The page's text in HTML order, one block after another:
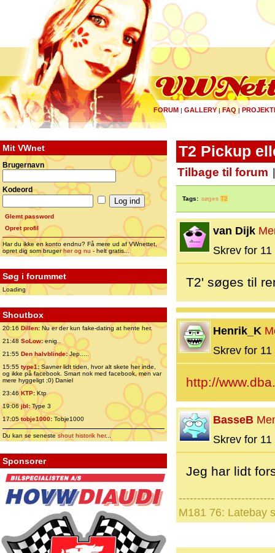
FORUM | GALLERY|FAQ |
Mit VWnet
Brugernavn
Kodeord
Glemt password
Opret profil
Har du ikke en konto endnu? Få mere ud af VWnettet,
opret dig som brugerher og nu - helt gratis...
Søg i forummet
Loading
Shoutbox
20:16 Dillen: Nu er der kun fake-dating at hente her.
21:48 SoLow:enig..
21:55 Den halvblinde:Jep.....
15:55 type1:Savner lidt tiden, hvor alt skete her inde,
og ikke på facebook. Smart nok med facebook, men var
mere hyggeligt ;0) Daniel
23:46 KTP:Ktp
19:06jbl:Type 3
17:05tobje1000: Tobje1000
Du kan se senesteshout historik her...
Sponsorer
T2 Pickup
Tilbage til forum
Tags: søges T2
van Dijk
Skrev for
T2' søges til
Henrik_K
Skrev for
http://
BasseB
Skrev for
Jeg har lidt
M181 76: Latebay